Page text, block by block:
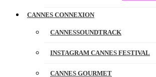
CANNES CONNEXION
CANNESSOUNDTRACK
INSTAGRAM CANNES FESTIVAL
CANNES GOURMET